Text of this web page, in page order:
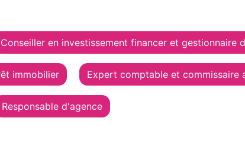
Conseiller en investissement financer et gestionnaire
immobilier Expert comptable et commissaire
Responsable d'agence